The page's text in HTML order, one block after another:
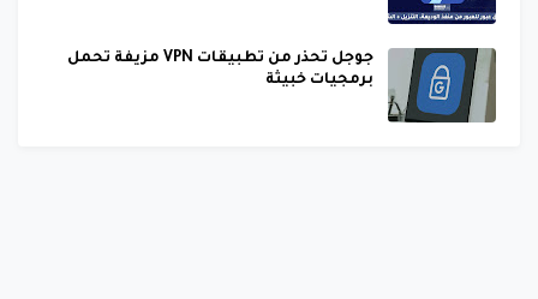
جوجل تحذر من تطبيقات VPN مزيفة تحمل
برمجيات خبيثة